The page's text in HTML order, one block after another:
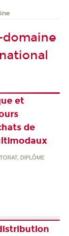
domaine
et
de
DIPLÔME